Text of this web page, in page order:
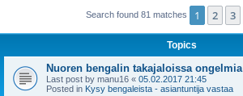
Search found 81 matches 1 2 3
Topics
Nuoren bengalin takajaloissa ongelmia
Last post by manu16 « 05.02.2017 21:45
Posted in Kysy bengaleista - asiantuntija vastaa